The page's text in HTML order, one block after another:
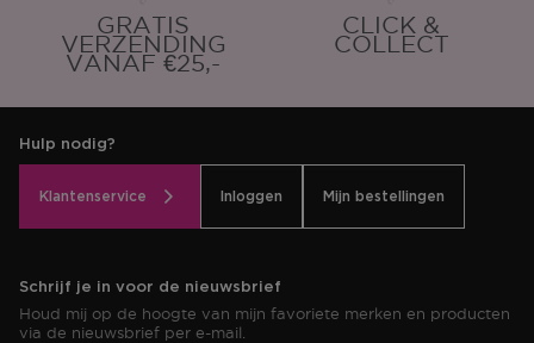
GRATIS
VERZENDING
VANAF €25,-
CLICK &
COLLECT
Hulp nodig?
Klantenservice Inloggen Mijn bestellingen
Schrijf je in voor de nieuwsbrief
Houd mij op de hoogte van mijn favoriete merken en producten
via de nieuwsbrief per e-mail.